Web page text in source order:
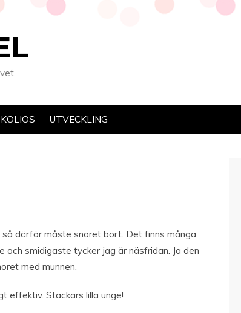
UTVECKLING
därför måste snoret bort. Det finns många
smidigaste tycker jag är näsfridan. Ja den
med munnen.
effektiv. Stackars lilla unge!